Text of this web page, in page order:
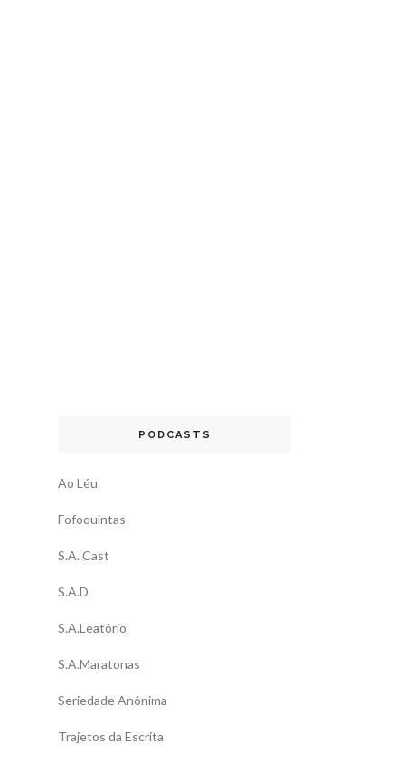
PODCASTS
Ao Léu
Fofoquintas
S.A. Cast
S.A.D
S.A.Leatório
S.A.Maratonas
Seriedade Anônima
Trajetos da Escrita